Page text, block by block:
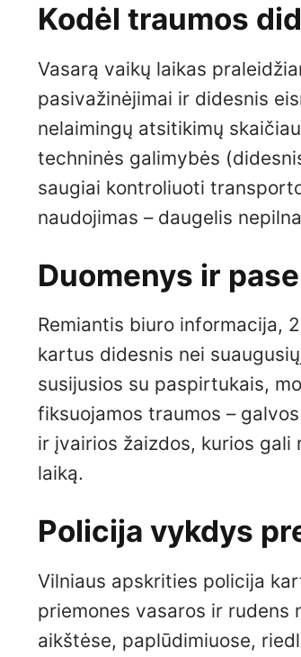
Kodėl traumos
Vasarą vaikų laikas
pasivažinėjimai ir didesnis
nelaimingų atsitikimų
techninės galimybės
saugiai kontroliuoti
naudojimas – daugelis
Duomenys ir
Remiantis biuro informacija,
kartus didesnis nei
susijusios su paspirtukais,
fiksuojamos traumos –
ir įvairios žaizdos, kurios
laiką.
Policija vykdys
Vilniaus apskrities policija
priemones vasaros ir rudens
aikštėse, paplūdimiuose,